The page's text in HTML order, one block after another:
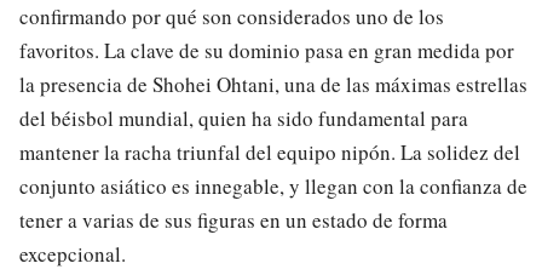
confirmando por qué son considerados uno de los
favoritos. La clave de su dominio pasa en gran medida por
la presencia de Shohei Ohtani, una de las máximas estrellas
del béisbol mundial, quien ha sido fundamental para
mantener la racha triunfal del equipo nipón. La solidez del
conjunto asiático es innegable, y llegan con la confianza de
tener a varias de sus figuras en un estado de forma
excepcional.